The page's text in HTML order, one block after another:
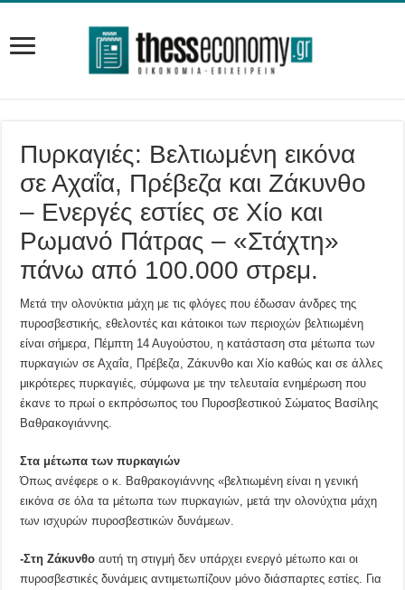
Πυρκαγιές: Βελτιωμένη εικόνα
σε Αχαΐα, Πρέβεζα και Ζάκυνθο
– Ενεργές εστίες σε Χίο και
Ρωμανό Πάτρας – «Στάχτη»
πάνω από 100.000 στρεμ.
Μετά την ολονύκτια μάχη με τις φλόγες που έδωσαν άνδρες της
πυροσβεστικής, εθελοντές και κάτοικοι των περιοχών βελτιωμένη
είναι σήμερα, Πέμπτη 14 Αυγούστου, η κατάσταση στα μέτωπα των
πυρκαγιών σε Αχαΐα, Πρέβεζα, Ζάκυνθο και Χίο καθώς και σε άλλες
μικρότερες πυρκαγιές, σύμφωνα με την τελευταία ενημέρωση που
έκανε το πρωί ο εκπρόσωπος του Πυροσβεστικού Σώματος Βασίλης
Βαθρακογιάννης.
Στα μέτωπα των πυρκαγιών
Όπως ανέφερε ο κ. Βαθρακογιάννης «βελτιωμένη είναι η γενική
εικόνα σε όλα τα μέτωπα των πυρκαγιών, μετά την ολονύχτια μάχη
των ισχυρών πυροσβεστικών δυνάμεων.
-Στη Ζάκυνθο αυτή τη στιγμή δεν υπάρχει ενεργό μέτωπο και οι
πυροσβεστικές δυνάμεις αντιμετωπίζουν μόνο διάσπαρτες εστίες. Για